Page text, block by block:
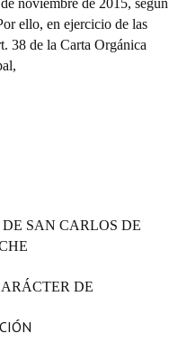
noviembre de 2015, según
ello, en ejercicio de las
38 de la Carta Orgánica
SAN CARLOS DE
DE